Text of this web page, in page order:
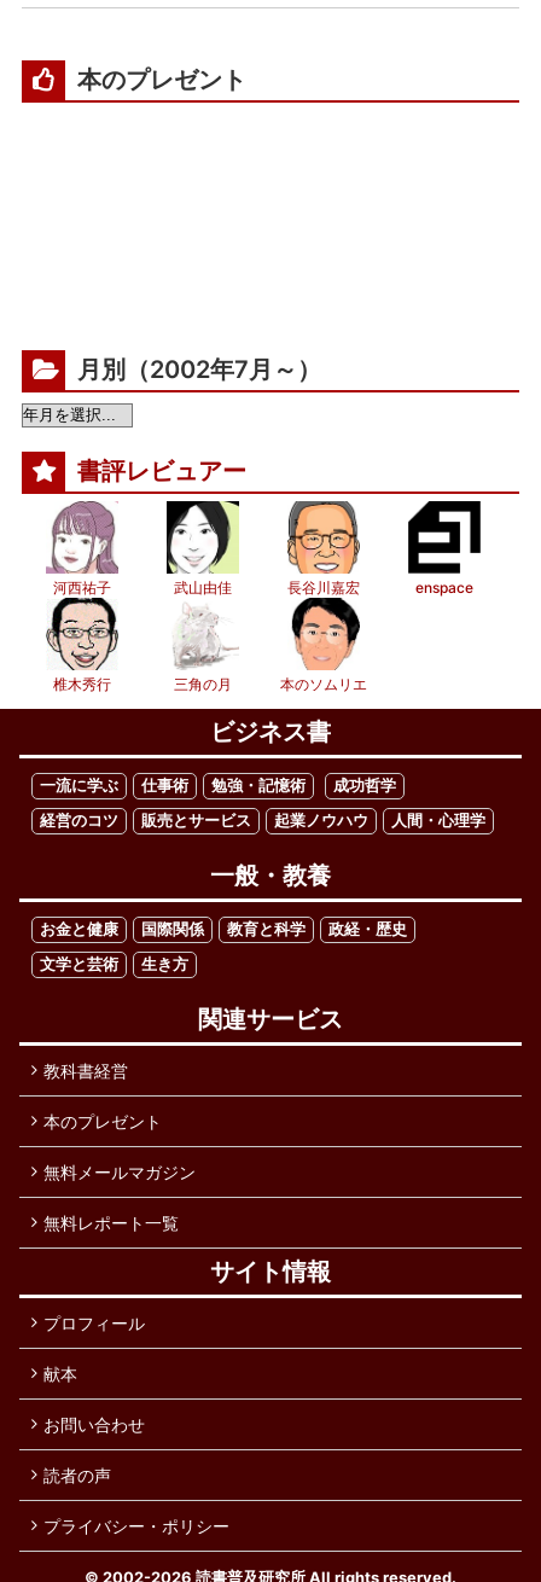
本のプレゼント
月別（2002年7月～）
書評レビュアー
河西祐子 武山由佳 長谷川嘉宏 enspace
椎木秀行 三角の月 本のソムリエ
ビジネス書
一流に学ぶ 仕事術 勉強・記憶術
成功哲学
経営のコツ
販売とサービス 起業ノウハウ 人間・心理学
一般・教養
お金と健康 国際関係 教育と科学
政経・歴史
文学と芸術
生き方
関連サービス
教科書経営
本のプレゼント
無料メールマガジン
無料レポート一覧
サイト情報
プロフィール
献本
お問い合わせ
読者の声
プライバシー・ポリシー
© 2002-2026 読書普及研究所 All rights reserved.